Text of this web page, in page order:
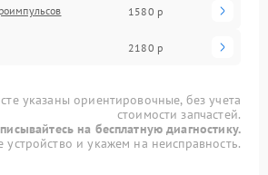
1580 р
2180 р
указаны ориентировочные, без учета
стоимости запчастей.
на бесплатную диагностику.
и укажем на неисправность.